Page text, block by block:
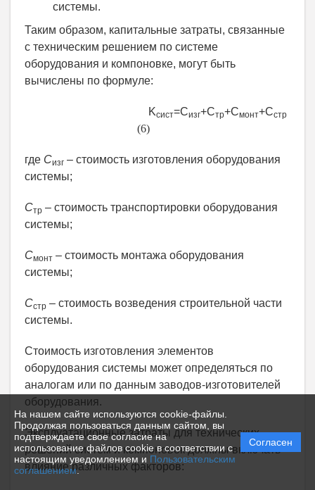
На нашем сайте используются cookie-файлы.
Продолжая пользоваться данным сайтом, вы
подтверждаете свое согласие на
использование файлов cookie в соответствии с
настоящим уведомлением и Пользовательским
соглашением.
Согласен
системы.
Таким образом, капитальные затраты, связанные
с техническим решением по системе
оборудования и компоновке, могут быть
вычислены по формуле:
Kсист=Cизг+Cтр+Cмонт+Cстр
(6)
где Cизг – стоимость изготовления оборудования
системы;
Cтр – стоимость транспортировки оборудования
системы;
Cмонт – стоимость монтажа оборудования
системы;
Cстр – стоимость возведения строительной части
системы.
Стоимость изготовления элементов
оборудования системы может определяться по
аналогам или по данным заводов-изготовителей
оборудования.
Эксплуатационные затраты для технических
решений систем и компоновок должны включать
влияние различных факторов: